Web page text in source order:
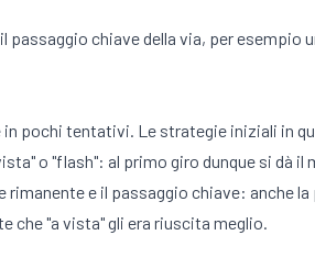
chiave della via, per esempio
pochi tentativi. Le strategie iniziali in
o "flash": al primo giro dunque si dà
e il passaggio chiave:
che "a vista" gli era riuscita meglio.